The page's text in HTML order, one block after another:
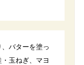
バターを塗っ
玉ねぎ、マヨ